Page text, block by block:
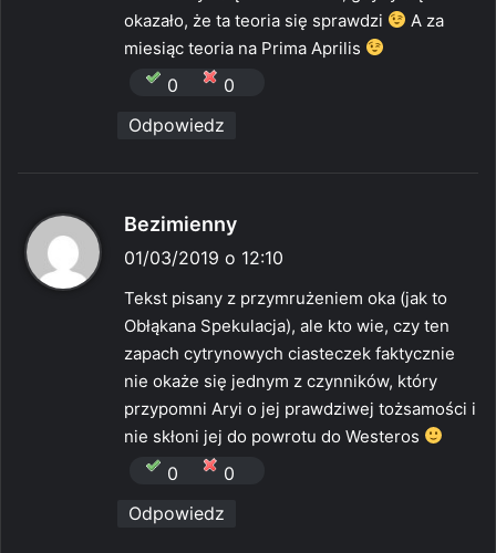
e
okazało, że ta teoria się sprawdzi
A za
miesiąc teoria na Prima Aprilis
0
0
Odpowiedz
Bezimienny
z
e
:
01/03/2019 o 12:10
Tekst pisany z przymrużeniem oka (jak to
Obłąkana Spekulacja), ale kto wie, czy ten
zapach cytrynowych ciasteczek faktycznie
nie okaże się jednym z czynników, który
przypomni Aryi o jej prawdziwej tożsamości i
nie skłoni jej do powrotu do Westeros
0
0
Odpowiedz